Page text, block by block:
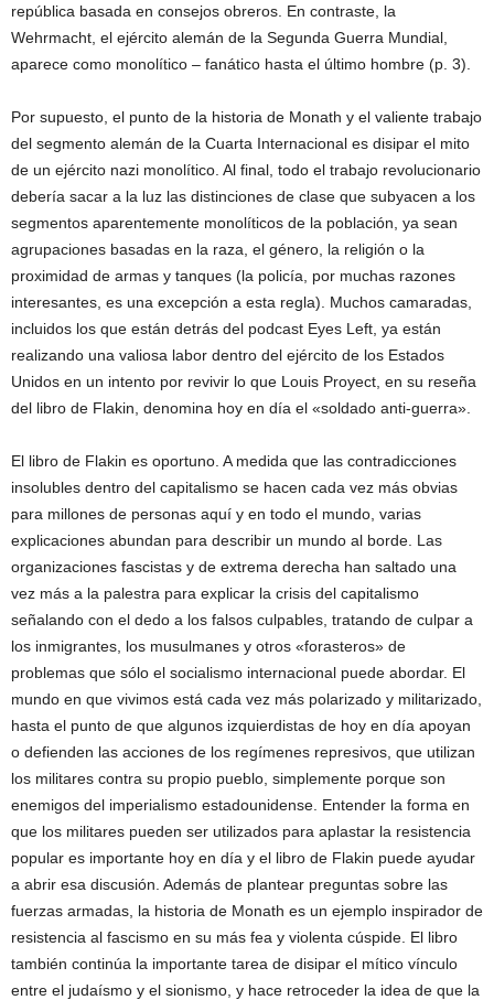
república basada en consejos obreros. En contraste, la
Wehrmacht, el ejército alemán de la Segunda Guerra Mundial,
aparece como monolítico – fanático hasta el último hombre (p. 3).
Por supuesto, el punto de la historia de Monath y el valiente trabajo
del segmento alemán de la Cuarta Internacional es disipar el mito
de un ejército nazi monolítico. Al final, todo el trabajo revolucionario
debería sacar a la luz las distinciones de clase que subyacen a los
segmentos aparentemente monolíticos de la población, ya sean
agrupaciones basadas en la raza, el género, la religión o la
proximidad de armas y tanques (la policía, por muchas razones
interesantes, es una excepción a esta regla). Muchos camaradas,
incluidos los que están detrás del podcast Eyes Left, ya están
realizando una valiosa labor dentro del ejército de los Estados
Unidos en un intento por revivir lo que Louis Proyect, en su reseña
del libro de Flakin, denomina hoy en día el «soldado anti-guerra».
El libro de Flakin es oportuno. A medida que las contradicciones
insolubles dentro del capitalismo se hacen cada vez más obvias
para millones de personas aquí y en todo el mundo, varias
explicaciones abundan para describir un mundo al borde. Las
organizaciones fascistas y de extrema derecha han saltado una
vez más a la palestra para explicar la crisis del capitalismo
señalando con el dedo a los falsos culpables, tratando de culpar a
los inmigrantes, los musulmanes y otros «forasteros» de
problemas que sólo el socialismo internacional puede abordar. El
mundo en que vivimos está cada vez más polarizado y militarizado,
hasta el punto de que algunos izquierdistas de hoy en día apoyan
o defienden las acciones de los regímenes represivos, que utilizan
los militares contra su propio pueblo, simplemente porque son
enemigos del imperialismo estadounidense. Entender la forma en
que los militares pueden ser utilizados para aplastar la resistencia
popular es importante hoy en día y el libro de Flakin puede ayudar
a abrir esa discusión. Además de plantear preguntas sobre las
fuerzas armadas, la historia de Monath es un ejemplo inspirador de
resistencia al fascismo en su más fea y violenta cúspide. El libro
también continúa la importante tarea de disipar el mítico vínculo
entre el judaísmo y el sionismo, y hace retroceder la idea de que la